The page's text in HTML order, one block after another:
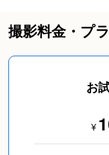
撮影料金・プ
お
¥